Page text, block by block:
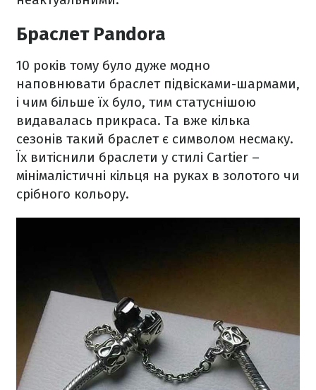
Браслет Pandora
10 років тому було дуже модно
наповнювати браслет підвісками-шармами,
і чим більше їх було, тим статуснішою
видавалась прикраса. Та вже кілька
сезонів такий браслет є символом несмаку.
Їх витіснили браслети у стилі Cartier –
мінімалістичні кільця на руках в золотого чи
срібного кольору.